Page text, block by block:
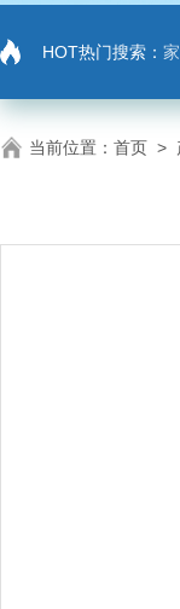
HOT热门搜索：
当前位置： 首页 >